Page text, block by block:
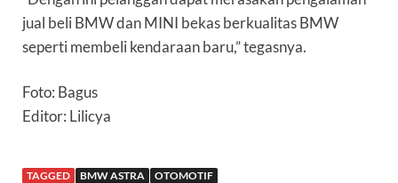
jual beli BMW dan MINI bekas berkualitas BMW
seperti membeli kendaraan baru,” tegasnya.
Foto: Bagus
Editor: Lilicya
TAGGED BMW ASTRA OTOMOTIF